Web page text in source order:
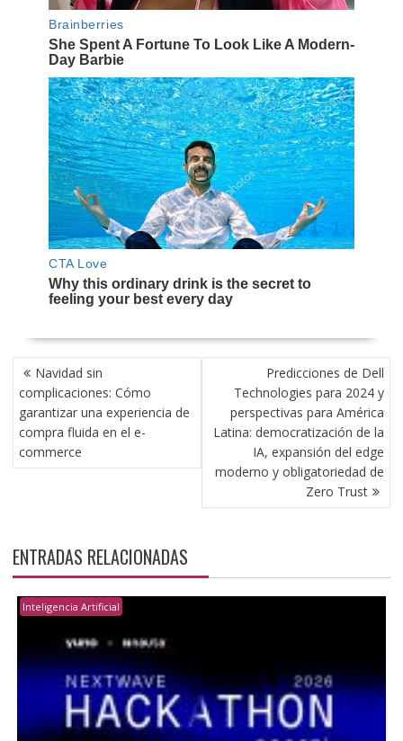
NAVEGACIÓN
DE
ENTRADAS
Navidad sin
complicaciones: Cómo
garantizar una experiencia de
compra fluida en el e-
commerce
Predicciones de Dell
Technologies para 2024 y
perspectivas para América
Latina: democratización de la
IA, expansión del edge
moderno y obligatoriedad de
Zero Trust
ENTRADAS RELACIONADAS
Inteligencia Artificial